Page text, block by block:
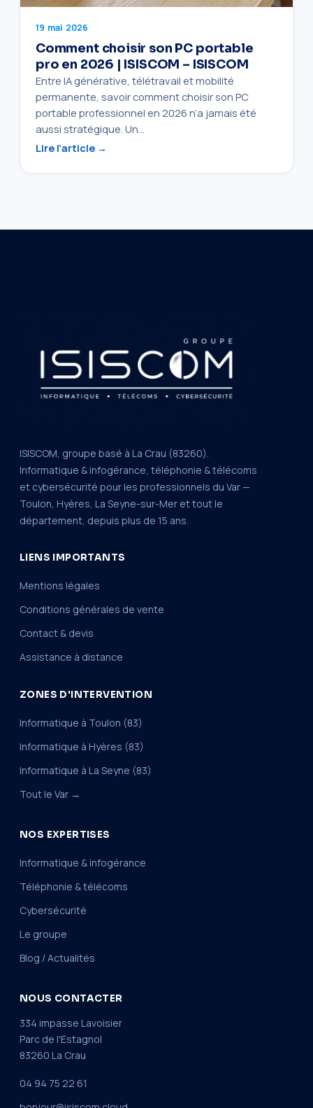
19 mai 2026
Comment choisir son PC portable
pro en 2026 | ISISCOM – ISISCOM
Entre IA générative, télétravail et mobilité
permanente, savoir comment choisir son PC
portable professionnel en 2026 n’a jamais été
aussi stratégique. Un…
Lire l’article →
ISISCOM, groupe basé à La Crau (83260).
Informatique & infogérance, téléphonie & télécoms
et cybersécurité pour les professionnels du Var —
Toulon, Hyères, La Seyne-sur-Mer et tout le
département, depuis plus de 15 ans.
LIENS IMPORTANTS
Mentions légales
Conditions générales de vente
Contact & devis
Assistance à distance
ZONES D'INTERVENTION
Informatique à Toulon (83)
Informatique à Hyères (83)
Informatique à La Seyne (83)
Tout le Var →
NOS EXPERTISES
Informatique & infogérance
Téléphonie & télécoms
Cybersécurité
Le groupe
Blog / Actualités
NOUS CONTACTER
334 impasse Lavoisier
Parc de l'Estagnol
83260 La Crau
04 94 75 22 61